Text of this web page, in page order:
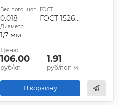
Вес погонного метра, кг:
0.018
ГОСТ:
ГОСТ 1526-81
Диаметр:
1,7 мм
Цена:
106.00
руб/кг.
1.91
руб/пог. м.
В корзину